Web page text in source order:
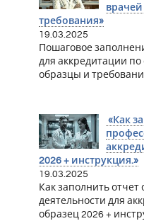
требования»
19.03.2025
Пошаговое
для аккредитации
образцы и
«Как
2026 + инструкция.»
19.03.2025
Как заполнить
деятельности для
образец 2026 +